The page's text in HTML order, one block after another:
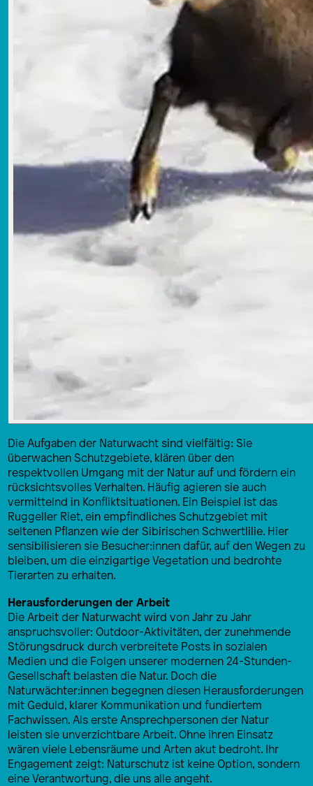
Die Aufgaben der Naturwacht sind vielfältig: Sie
überwachen Schutzgebiete, klären über den
respektvollen Umgang mit der Natur auf und fördern ein
rücksichtsvolles Verhalten. Häufig agieren sie auch
vermittelnd in Konfliktsituationen. Ein Beispiel ist das
Ruggeller Riet, ein empfindliches Schutzgebiet mit
seltenen Pflanzen wie der Sibirischen Schwertlilie. Hier
sensibilisieren sie Besucher:innen dafür, auf den Wegen zu
bleiben, um die einzigartige Vegetation und bedrohte
Tierarten zu erhalten.
Herausforderungen der Arbeit
Die Arbeit der Naturwacht wird von Jahr zu Jahr
anspruchsvoller: Outdoor-Aktivitäten, der zunehmende
Störungsdruck durch verbreitete Posts in sozialen
Medien und die Folgen unserer modernen 24-Stunden-
Gesellschaft belasten die Natur. Doch die
Naturwächter:innen begegnen diesen Herausforderungen
mit Geduld, klarer Kommunikation und fundiertem
Fachwissen. Als erste Ansprechpersonen der Natur
leisten sie unverzichtbare Arbeit. Ohne ihren Einsatz
wären viele Lebensräume und Arten akut bedroht. Ihr
Engagement zeigt: Naturschutz ist keine Option, sondern
eine Verantwortung, die uns alle angeht.